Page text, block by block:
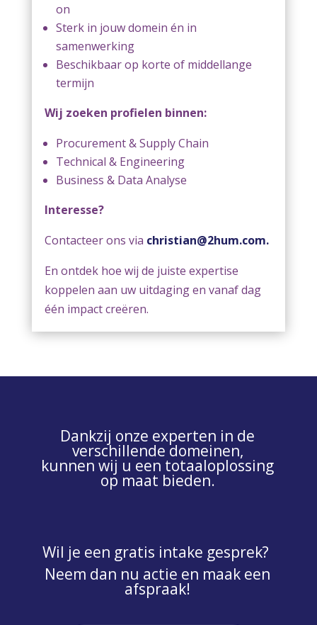
on
Sterk in jouw domein én in
samenwerking
Beschikbaar op korte of middellange
termijn
Wij zoeken profielen binnen:
Procurement & Supply Chain
Technical & Engineering
Business & Data Analyse
Interesse?
Contacteer ons via christian@2hum.com.
En ontdek hoe wij de juiste expertise
koppelen aan uw uitdaging en vanaf dag
één impact creëren.
Dankzij onze experten in de
verschillende domeinen,
kunnen wij u een totaaloplossing
op maat bieden.
Wil je een gratis intake gesprek?
Neem dan nu actie en maak een
afspraak!